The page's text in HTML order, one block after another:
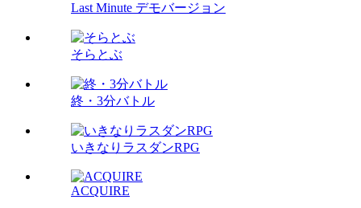
Last Minute デモバージョン
そらとぶ
終・3分バトル
いきなりラスダンRPG
ACQUIRE